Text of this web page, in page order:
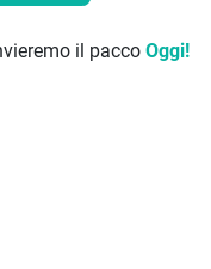
il pacco Oggi!